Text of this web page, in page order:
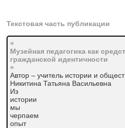
Текстовая часть публикации
«
Музейная педагогика как
гражданской идентичности
»
Автор – учитель истории и
Никитина Татьяна Васильевна
Из
истории
мы
черпаем
опыт